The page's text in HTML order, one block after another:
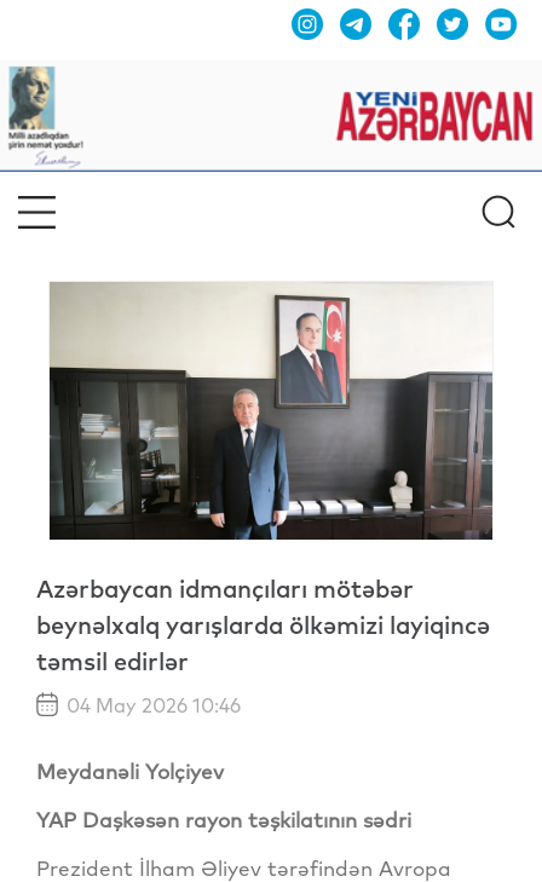
Azərbaycan idmançıları mötəbər
beynəlxalq yarışlarda ölkəmizi layiqincə
təmsil edirlər
04 May 2026 10:46
Meydanəli Yolçiyev
​YAP Daşkəsən rayon təşkilatının sədri
Prezident İlham Əliyev tərəfindən Avropa